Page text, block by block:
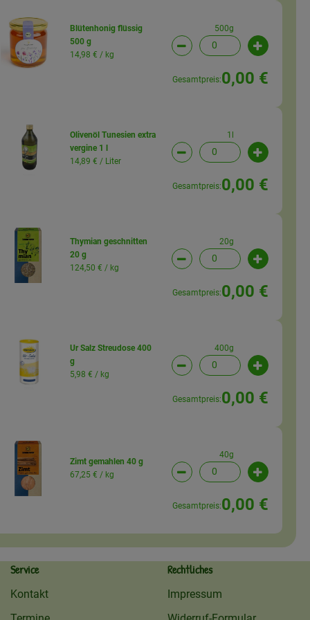
ändern
Blütenhonig flüssig
500 g
14,98 € / kg
500g
Artikelanzahl verringern
Gesamtpreis:0,00 €
ändern
Olivenöl Tunesien extra
vergine 1 l
14,89 € / Liter
1l
Artikelanzahl verringern
Gesamtpreis:0,00 €
ändern
Thymian geschnitten
20 g
124,50 € / kg
20g
Artikelanzahl verringern
Gesamtpreis:0,00 €
ändern
Ur Salz Streudose 400
g
5,98 € / kg
400g
Artikelanzahl verringern
Gesamtpreis:0,00 €
ändern
Zimt gemahlen 40 g
67,25 € / kg
40g
Artikelanzahl verringern
Gesamtpreis:0,00 €
Service
Kontakt
Rechtliches
Impressum